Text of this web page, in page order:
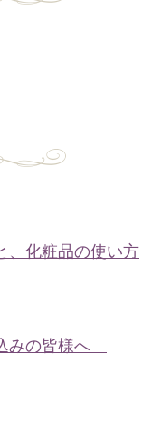
、化粧品の使い方
みの皆様へ